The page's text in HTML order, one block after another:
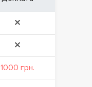
1000 грн.